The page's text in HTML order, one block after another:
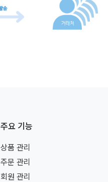
주요 기능
상품 관리
주문 관리
회원 관리